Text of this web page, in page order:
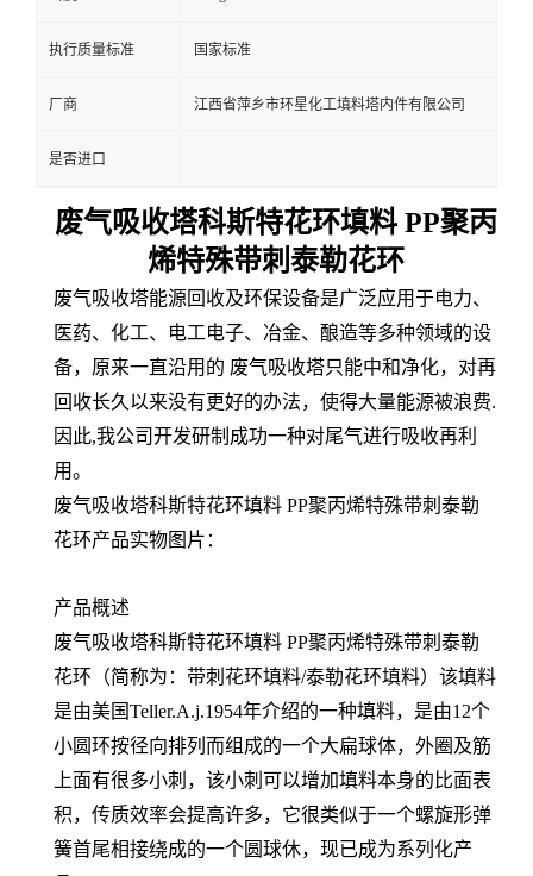
执行质量标准 国家标准
厂商 江西省萍乡市环星化工填料塔内件有限公司
是否进口
废气吸收塔科斯特花环填料 PP聚丙
烯特殊带刺泰勒花环
废气吸收塔能源回收及环保设备是广泛应用于电力、
医药、化工、电工电子、冶金、酿造等多种领域的设
备，原来一直沿用的 废气吸收塔只能中和净化，对再
回收长久以来没有更好的办法，使得大量能源被浪费.
因此,我公司开发研制成功一种对尾气进行吸收再利
用。
废气吸收塔科斯特花环填料 PP聚丙烯特殊带刺泰勒
花环产品实物图片：
产品概述
废气吸收塔科斯特花环填料 PP聚丙烯特殊带刺泰勒
花环（简称为：带刺花环填料/泰勒花环填料）该填料
是由美国Teller.A.j.1954年介绍的一种填料，是由12个
小圆环按径向排列而组成的一个大扁球体，外圈及筋
上面有很多小刺，该小刺可以增加填料本身的比面表
积，传质效率会提高许多，它很类似于一个螺旋形弹
簧首尾相接绕成的一个圆球休，现已成为系列化产